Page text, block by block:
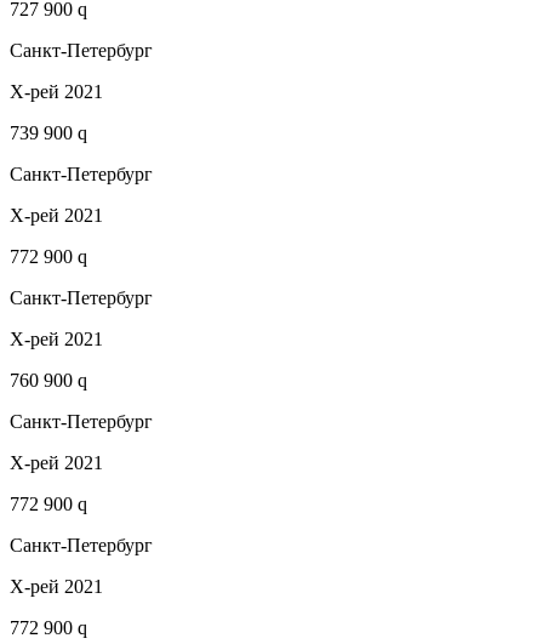
727 900 q
Санкт-Петербург
Х-рей 2021
739 900 q
Санкт-Петербург
Х-рей 2021
772 900 q
Санкт-Петербург
Х-рей 2021
760 900 q
Санкт-Петербург
Х-рей 2021
772 900 q
Санкт-Петербург
Х-рей 2021
772 900 q